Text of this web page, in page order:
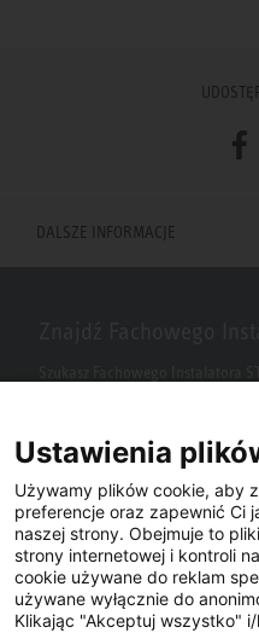
DALSZE INFORMACJE
Ustawienia
Używamy plików cookie, aby
preferencje oraz zapewnić Ci
naszej strony. Obejmuje to
strony internetowej i kontroli
cookie używane do reklam
używane wyłącznie do
Klikając "Akceptuj wszystko"